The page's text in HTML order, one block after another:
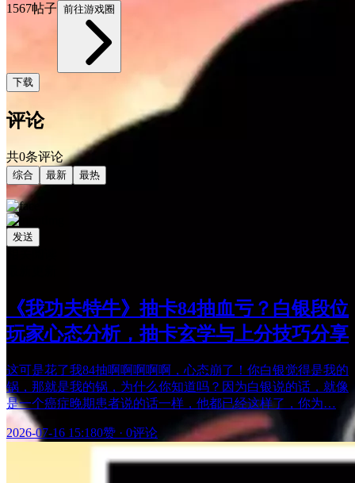
1567帖子 前往游戏圈
下载
评论
共0条评论
综合 最新 最热
发送
《我功夫特牛》抽卡84抽血亏？白银段位
玩家心态分析，抽卡玄学与上分技巧分享
这可是花了我84抽啊啊啊啊啊，心态崩了！你白银觉得是我的
锅，那就是我的锅，为什么你知道吗？因为白银说的话，就像
是一个癌症晚期患者说的话一样，他都已经这样了，你为…
2026-07-16 15:180赞 · 0评论